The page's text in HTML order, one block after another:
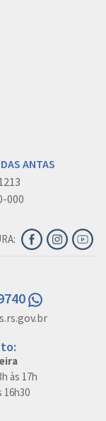
ANTAS
000
às 17h
16h30